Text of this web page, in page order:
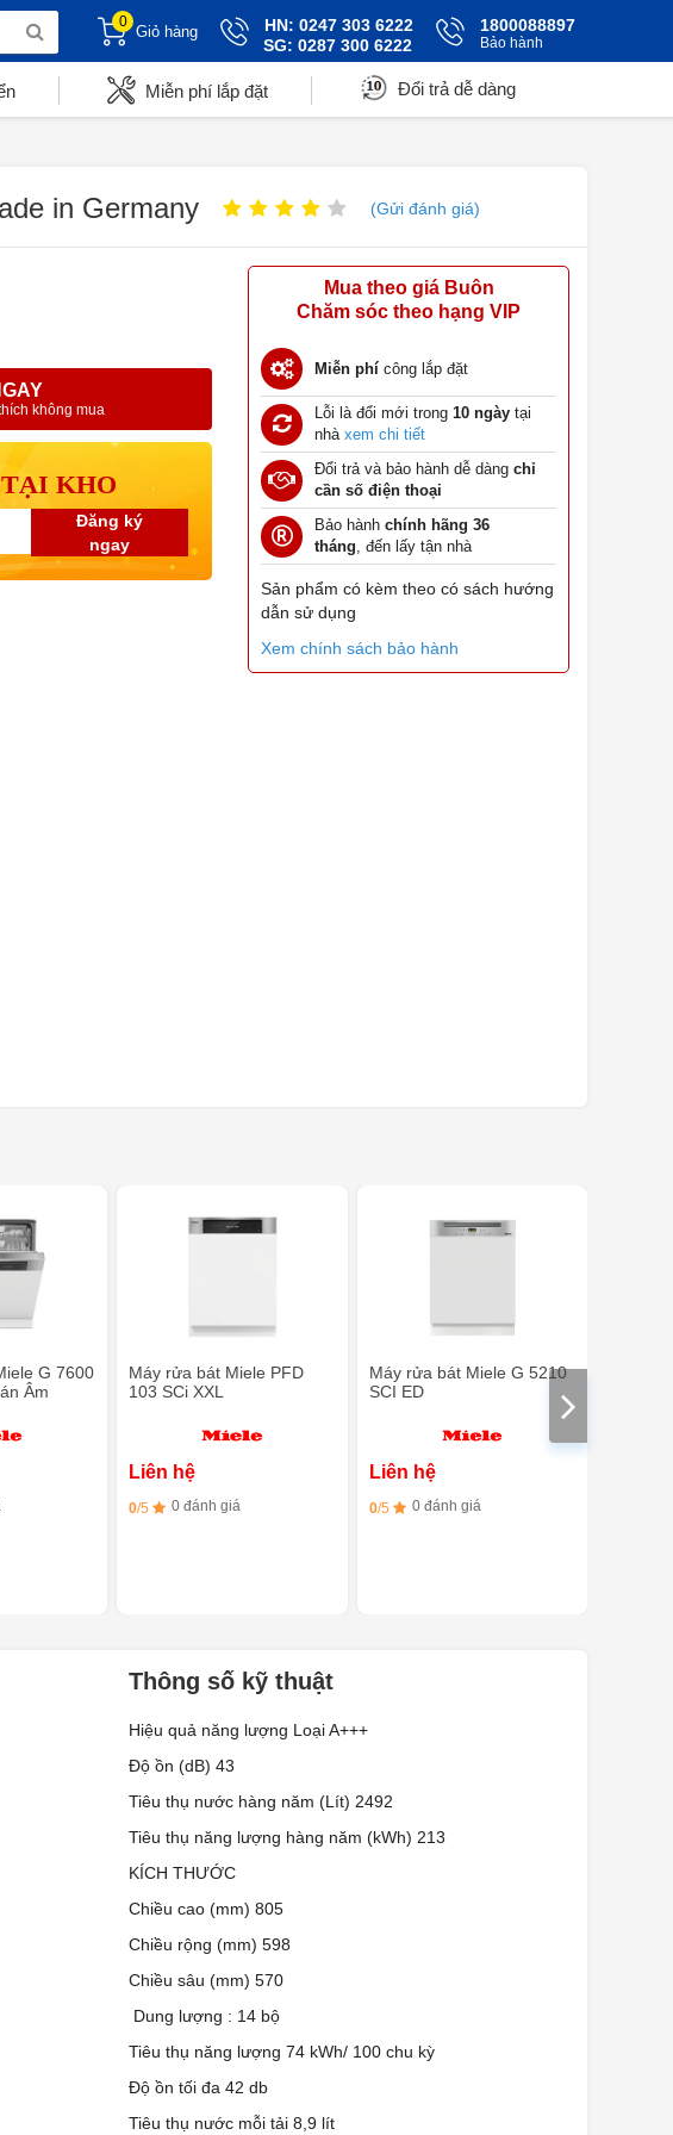
0
Giỏ hàng
HN: 0247 303 6222
SG: 0287 300 6222
1800088897
Bảo hành
Miễn phí lắp đặt Đổi trả dễ dàng
in Germany (Gửi đánh giá)
không mua
KHO
Đăng ký
ngay
Mua theo giá Buôn
Chăm sóc theo hạng VIP
Miễn phí công lắp đặt
Lỗi là đổi mới trong 10 ngày tại
nhà xem chi tiết
Đổi trả và bảo hành dễ dàng chỉ
cần số điện thoại
Bảo hành chính hãng 36
tháng, đến lấy tận nhà
Sản phẩm có kèm theo có sách hướng
dẫn sử dụng
Xem chính sách bảo hành
G 7600
Âm
Máy rửa bát Miele PFD
103 SCi XXL
Liên hệ
0/5 0 đánh giá
Máy rửa bát Miele G 5210
SCI ED
Liên hệ
0/5 0 đánh giá
Thông số kỹ thuật
Hiệu quả năng lượng Loại A+++
Độ ồn (dB) 43
Tiêu thụ nước hàng năm (Lít) 2492
Tiêu thụ năng lượng hàng năm (kWh) 213
KÍCH THƯỚC
Chiều cao (mm) 805
Chiều rộng (mm) 598
Chiều sâu (mm) 570
Dung lượng : 14 bộ
Tiêu thụ năng lượng 74 kWh/ 100 chu kỳ
Độ ồn tối đa 42 db
Tiêu thụ nước mỗi tải 8,9 lít